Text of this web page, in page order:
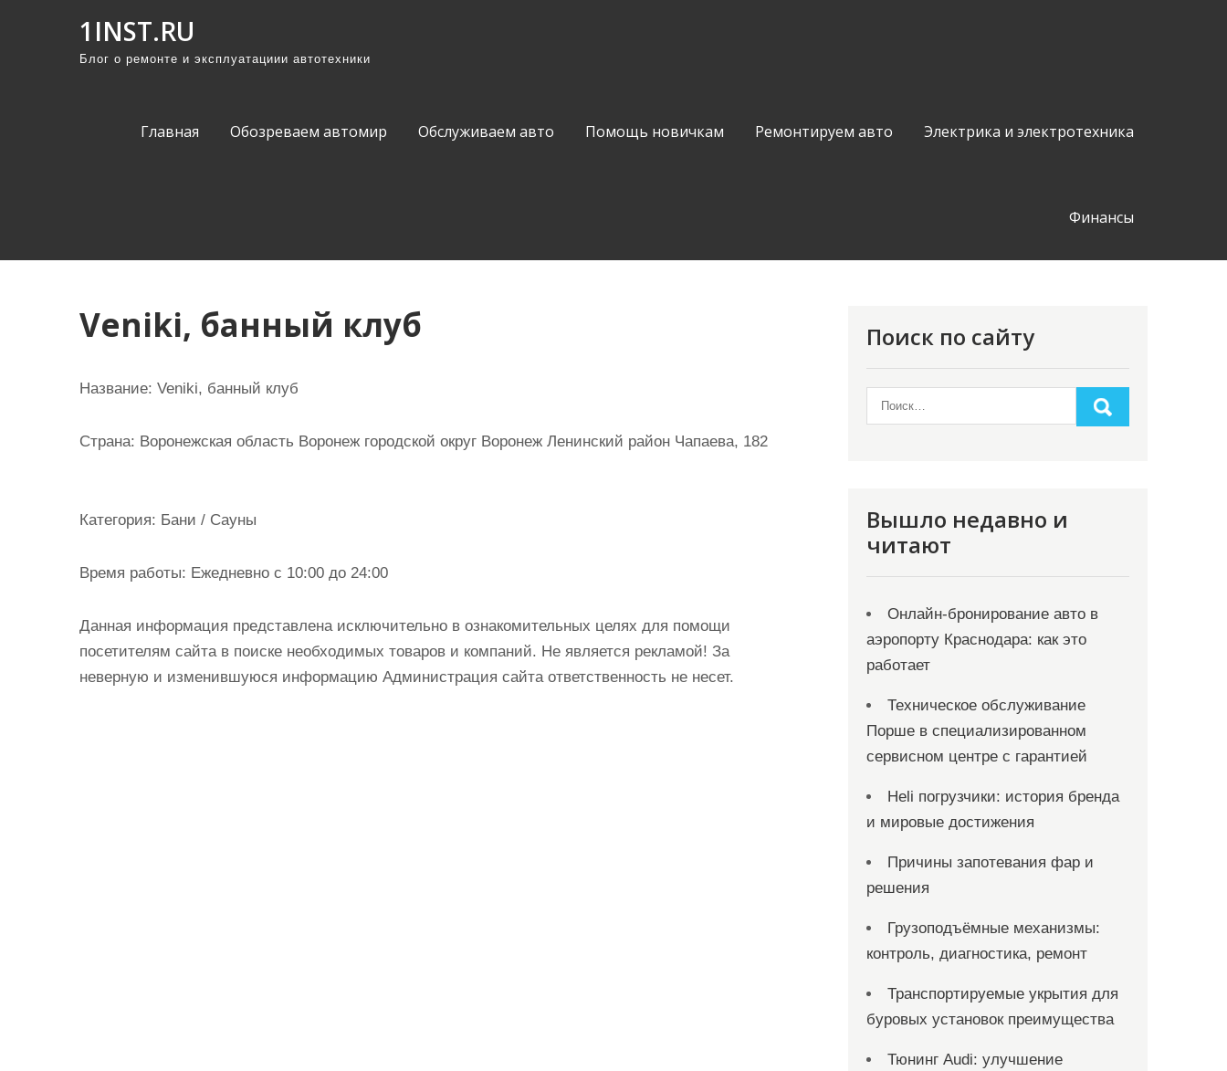
1INST.RU
Блог о ремонте и эксплуатациии автотехники
Главная Обозреваем автомир Обслуживаем авто Помощь новичкам Ремонтируем авто Электрика и электротехника
Финансы
Veniki, банный клуб
Название: Veniki, банный клуб
Страна: Воронежская область Воронеж городской округ Воронеж Ленинский район Чапаева, 182
Категория: Бани / Сауны
Время работы: Ежедневно с 10:00 до 24:00
Данная информация представлена исключительно в ознакомительных целях для помощи
посетителям сайта в поиске необходимых товаров и компаний. Не является рекламой! За
неверную и изменившуюся информацию Администрация сайта ответственность не несет.
Поиск по сайту
Вышло недавно и
читают
Онлайн‑бронирование авто в
аэропорту Краснодара: как это
работает
Техническое обслуживание
Порше в специализированном
сервисном центре с гарантией
Heli погрузчики: история бренда
и мировые достижения
Причины запотевания фар и
решения
Грузоподъёмные механизмы:
контроль, диагностика, ремонт
Транспортируемые укрытия для
буровых установок преимущества
Тюнинг Audi: улучшение